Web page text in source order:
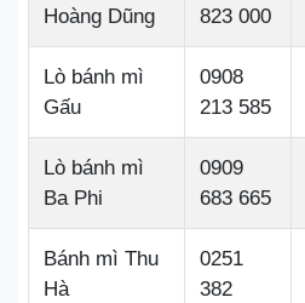
Hoàng Dũng
823 000
Lò bánh mì
Gấu
0908
213 585
Lò bánh mì
Ba Phi
0909
683 665
Bánh mì Thu
Hà
0251
382